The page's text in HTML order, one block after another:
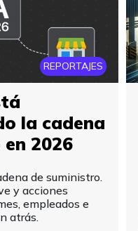
REPORTAJES
la cadena
2026
de suministro.
y acciones
empleados e
atrás.